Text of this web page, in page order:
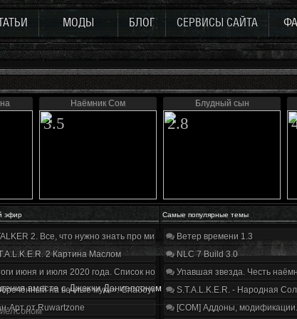
МОДЫ БЛОГ СЕРВИСЫ САЙТА
Наёмник Сом
3.5
Блудный сын
2.8
эфир Самые популярные темы
2. Все, что нужно знать про мир, геймплей и сюжет | Разбор
2 Картина Маслом
июня и июля 2020 года. Список нововведений
на вечные муки». Слабоумие и отвага
Арт от Ruwartzone
Ветер времени 1.3
NLC 7 Build 3.0
Упавшая звезда. Честь
S.T.A.L.K.E.R. - Народная
[COM] Аддоны, модификации.
вместе с Джекки Дэниелсоном